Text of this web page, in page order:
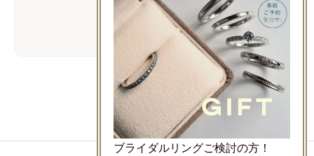
LINEで相談
LINEでお問い合わせ
ブライダルリングご検討の方！